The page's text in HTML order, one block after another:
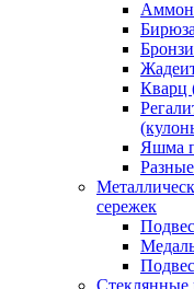
Кварц
Яшма
сережек